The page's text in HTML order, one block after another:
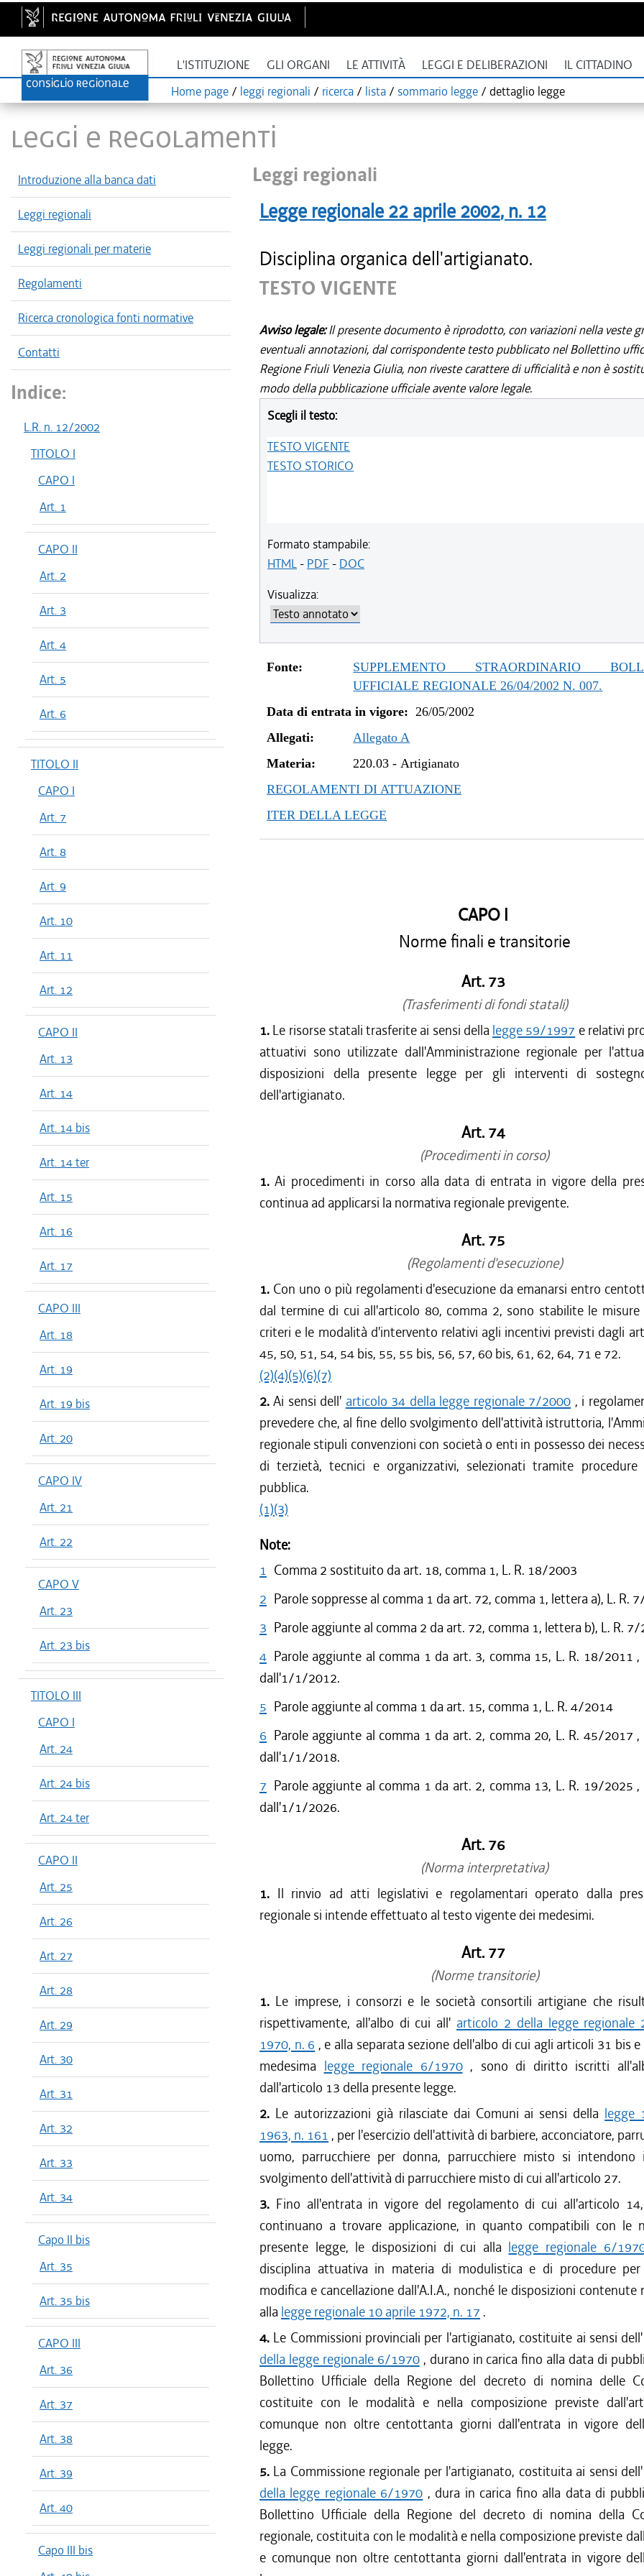
L'ISTITUZIONE GLI ORGANI LE ATTIVITÀ LEGGI E DELIBERAZIONI IL CITTADINO
Home page / leggi regionali / ricerca / lista / sommario legge / dettaglio legge
LEGGI E REGOLAMENTI
Introduzione alla banca dati
Leggi regionali
Leggi regionali per materie
Regolamenti
Ricerca cronologica fonti normative
Contatti
Indice:
L.R. n. 12/2002
TITOLO I
CAPO I
Art. 1
CAPO II
Art. 2
Art. 3
Art. 4
Art. 5
Art. 6
TITOLO II
CAPO I
Art. 7
Art. 8
Art. 9
Art. 10
Art. 11
Art. 12
CAPO II
Art. 13
Art. 14
Art. 14 bis
Art. 14 ter
Art. 15
Art. 16
Art. 17
CAPO III
Art. 18
Art. 19
Art. 19 bis
Art. 20
CAPO IV
Art. 21
Art. 22
CAPO V
Art. 23
Art. 23 bis
TITOLO III
CAPO I
Art. 24
Art. 24 bis
Art. 24 ter
CAPO II
Art. 25
Art. 26
Art. 27
Art. 28
Art. 29
Art. 30
Art. 31
Art. 32
Art. 33
Art. 34
Capo II bis
Art. 35
Art. 35 bis
CAPO III
Art. 36
Art. 37
Art. 38
Art. 39
Art. 40
Capo III bis
Leggi regionali
Legge regionale 22 aprile 2002, n. 12
Disciplina organica dell'artigianato.
TESTO VIGENTE
Avviso legale:Il presente documento è riprodotto, con variazioni nella veste
eventuali annotazioni, dal corrispondente testo pubblicato nel Bollettino
Regione Friuli Venezia Giulia, non riveste carattere di ufficialità e non è
modo della pubblicazione ufficiale avente valore legale.
Scegli il testo:
TESTO VIGENTE
TESTO STORICO
Formato stampabile:
HTML- PDF - DOC
Visualizza:
Fonte:
SUPPLEMENTO STRAORDINARIO
UFFICIALE REGIONALE 26/04/2002 N. 007.
Data di entrata in vigore: 26/05/2002
Allegati:
Allegato A
Materia:
220.03 -Artigianato
REGOLAMENTI DI ATTUAZIONE
ITER DELLA LEGGE
CAPO I
Norme finali e transitorie
Art. 73
(Trasferimenti di fondi statali)
1. Le risorse statali trasferite ai sensi della legge 59/1997 e relativi
attuativi sono utilizzate dall'Amministrazione regionale per
disposizioni della presente legge per gli interventi di
dell'artigianato.
Art. 74
(Procedimenti in corso)
1.Ai procedimenti in corso alla data di entrata in vigore della
continua ad applicarsi la normativa regionale previgente.
Art. 75
(Regolamenti d'esecuzione)
1. Con uno o più regolamenti d'esecuzione da emanarsi entro
dal termine di cui all'articolo 80, comma 2, sono stabilite le
criteri e le modalità d'intervento relativi agli incentivi previsti dagli
45, 50, 51, 54, 54 bis, 55, 55 bis, 56, 57, 60 bis, 61, 62, 64, 71 e 72.
(2)(4)(5)(6)(7)
2.Ai sensi dell' articolo 34 della legge regionale 7/2000 , i
prevedere che, al fine dello svolgimento dell'attività istruttoria,
regionale stipuli convenzioni con società o enti in possesso dei
di terzietà, tecnici e organizzativi, selezionati tramite procedure
pubblica.
(1)(3)
Note:
1 Comma 2 sostituito da art. 18, comma 1, L. R. 18/2003
2 Parole soppresse al comma 1 da art. 72, comma 1, lettera a), L. R.
3 Parole aggiunte al comma 2 da art. 72, comma 1, lettera b), L. R.
4 Parole aggiunte al comma 1 da art. 3, comma 15, L. R. 18/2011
dall'1/1/2012.
5 Parole aggiunte al comma 1 da art. 15, comma 1, L. R. 4/2014
6 Parole aggiunte al comma 1 da art. 2, comma 20, L. R. 45/2017
dall'1/1/2018.
7 Parole aggiunte al comma 1 da art. 2, comma 13, L. R. 19/2025
dall'1/1/2026.
Art. 76
(Norma interpretativa)
1. Il rinvio ad atti legislativi e regolamentari operato dalla
regionale si intende effettuato al testo vigente dei medesimi.
Art. 77
(Norme transitorie)
1. Le imprese, i consorzi e le società consortili artigiane che
rispettivamente, all'albo di cui all' articolo 2 della legge regionale
1970, n. 6 , e alla separata sezione dell'albo di cui agli articoli 31 bis
medesima legge regionale 6/1970, sono di diritto iscritti
dall'articolo 13 della presente legge.
2. Le autorizzazioni già rilasciate dai Comuni ai sensi della legge
1963, n. 161 , per l'esercizio dell'attività di barbiere, acconciatore,
uomo, parrucchiere per donna, parrucchiere misto si intendono
svolgimento dell'attività di parrucchiere misto di cui all'articolo 27.
3. Fino all'entrata in vigore del regolamento di cui all'articolo
continuano a trovare applicazione, in quanto compatibili con le
presente legge, le disposizioni di cui alla legge regionale 6/
disciplina attuativa in materia di modulistica e di procedure per
modifica e cancellazione dall'A.I.A., nonché le disposizioni contenute
alla legge regionale 10 aprile 1972, n. 17 .
4. Le Commissioni provinciali per l'artigianato, costituite ai sensi dell'
della legge regionale 6/1970, durano in carica fino alla data di
Bollettino Ufficiale della Regione del decreto di nomina delle
costituite con le modalità e nella composizione previste
comunque non oltre centottanta giorni dall'entrata in vigore
legge.
5. La Commissione regionale per l'artigianato, costituita ai sensi dell'
della legge regionale 6/1970 , dura in carica fino alla data di
Bollettino Ufficiale della Regione del decreto di nomina della
regionale, costituita con le modalità e nella composizione previste
e comunque non oltre centottanta giorni dall'entrata in vigore